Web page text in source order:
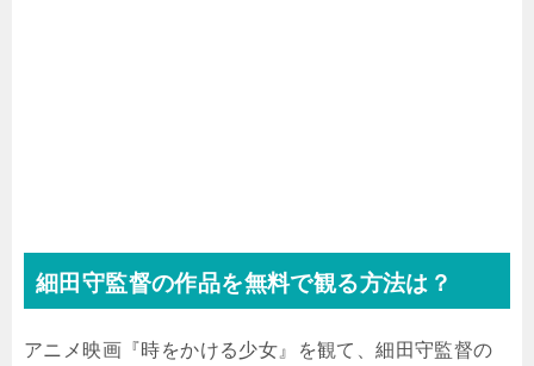
細田守監督の作品を無料で観る方法は？
アニメ映画『時をかける少女』を観て、細田守監督の